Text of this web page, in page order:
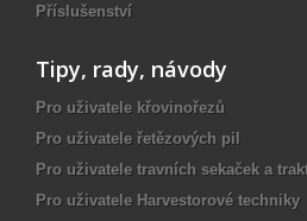
Příslušenství
Tipy, rady, návody
Pro uživatele křovinořezů
Pro uživatele řetězových pil
Pro uživatele travních sekaček a
Pro uživatele Harvestorové techniky